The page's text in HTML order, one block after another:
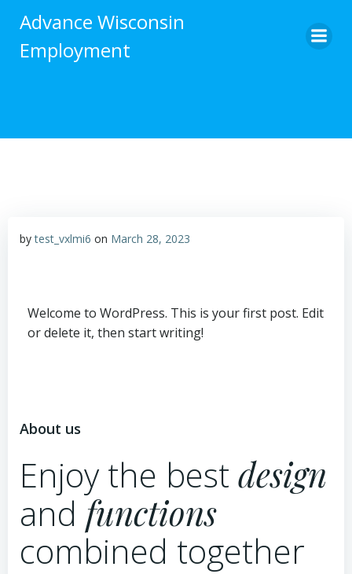
to
Advance Wisconsin
Employment
bytest_vxlmi6 on March 28, 2023
Welcome to WordPress. This is your first post. Edit
or delete it, then start writing!
About us
Enjoy the best design
and functions
combined together